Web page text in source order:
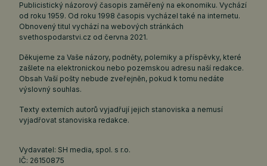
Publicistický názorový časopis zaměřený na ekonomiku. Vychází
od roku 1959. Od roku 1998 časopis vycházel také na internetu.
Obnovený titul vychází na webových stránkách
svethospodarstvi.cz od června 2021.
Děkujeme za Vaše názory, podněty, polemiky a příspěvky, které
zašlete na elektronickou nebo pozemskou adresu naší redakce.
Obsah Vaší pošty nebude zveřejněn, pokud k tomu nedáte
výslovný souhlas.
Texty externích autorů vyjadřují jejich stanoviska a nemusí
vyjadřovat stanoviska redakce.
Vydavatel: SH media, spol. s r.o.
IČ: 26150875